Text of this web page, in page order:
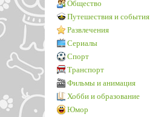
Общество
Путешествия и события
Развлечения
Сериалы
Спорт
Транспорт
Фильмы и анимация
Хобби и образование
Юмор